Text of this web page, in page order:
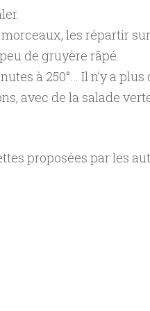
les répartir
de gruyère râpé.
à 250°… Il n’y a plus
avec de la salade
proposées par les